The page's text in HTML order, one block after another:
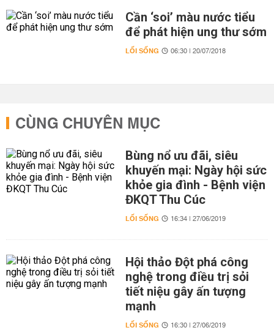
Cần ‘soi’ màu nước tiểu
để phát hiện ung thư sớm
LỐI SỐNG 06:30 | 20/07/2018
CÙNG CHUYÊN MỤC
Bùng nổ ưu đãi, siêu
khuyến mại: Ngày hội sức
khỏe gia đình - Bệnh viện
ĐKQT Thu Cúc
LỐI SỐNG 16:34 | 27/06/2019
Hội thảo Đột phá công
nghệ trong điều trị sỏi
tiết niệu gây ấn tượng
mạnh
LỐI SỐNG 16:30 | 27/06/2019